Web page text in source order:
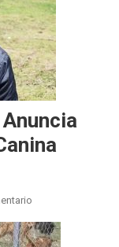
En
Municipio